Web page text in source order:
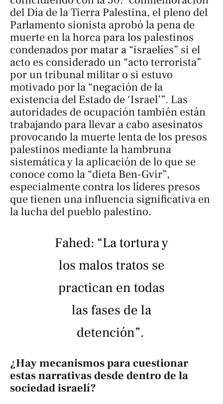
del Día de la Tierra Palestina, el pleno del
Parlamento sionista aprobó la pena de
muerte en la horca para los palestinos
condenados por matar a “israelíes” si el
acto es considerado un “acto terrorista”
por un tribunal militar o si estuvo
motivado por la “negación de la
existencia del Estado de ‘Israel’”. Las
autoridades de ocupación también están
trabajando para llevar a cabo asesinatos
provocando la muerte lenta de los presos
palestinos mediante la hambruna
sistemática y la aplicación de lo que se
conoce como la “dieta Ben-Gvir”,
especialmente contra los líderes presos
que tienen una influencia significativa en
la lucha del pueblo palestino.
Fahed: “La tortura y
los malos tratos se
practican en todas
las fases de la
detención”.
¿Hay mecanismos para cuestionar
estas narrativas desde dentro de la
sociedad israelí?